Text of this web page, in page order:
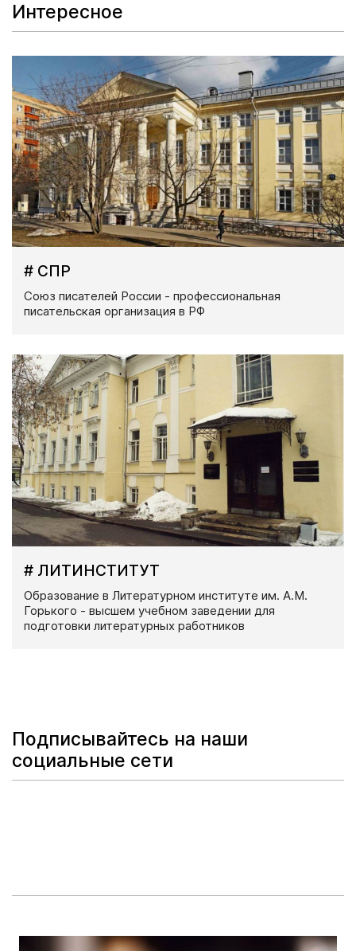
Интересное
# СПР
Союз писателей России - профессиональная
писательская организация в РФ
# ЛИТИНСТИТУТ
Образование в Литературном институте им. А.М.
Горького - высшем учебном заведении для
подготовки литературных работников
Подписывайтесь на наши
социальные сети